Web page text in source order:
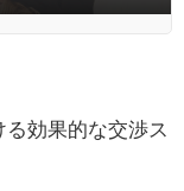
効果的な交渉ス